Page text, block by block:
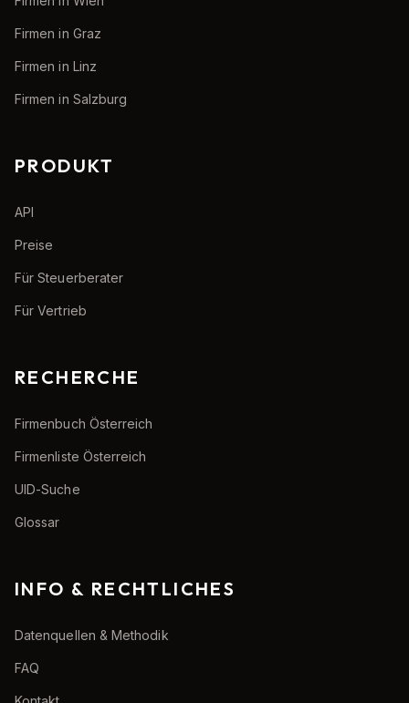
Firmen in Graz
Firmen in Linz
Firmen in Salzburg
PRODUKT
API
Preise
Für Steuerberater
Für Vertrieb
RECHERCHE
Firmenbuch Österreich
Firmenliste Österreich
UID-Suche
Glossar
INFO & RECHTLICHES
Datenquellen & Methodik
FAQ